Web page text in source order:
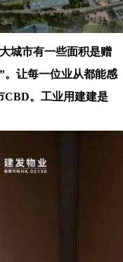
城市有一些面积是赠
。让每一位业从都能感
CBD。工业用建建是